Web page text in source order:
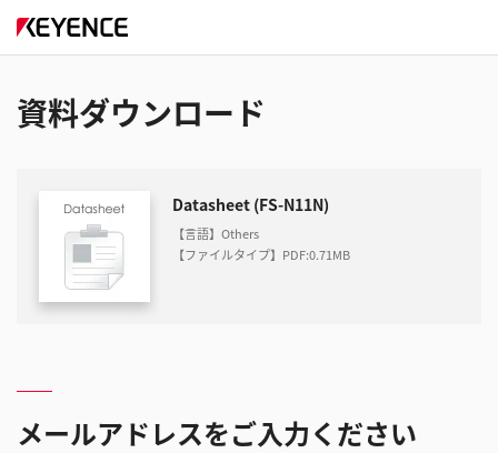
資料ダウンロード
Datasheet (FS-N11N)
【言語】Others
【ファイルタイプ】PDF:0.71MB
メールアドレスをご入力ください